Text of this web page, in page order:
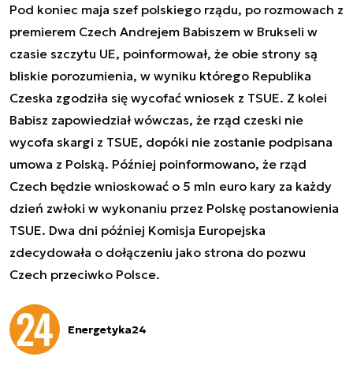
Pod koniec maja szef polskiego rządu, po rozmowach z
premierem Czech Andrejem Babiszem w Brukseli w
czasie szczytu UE, poinformował, że obie strony są
bliskie porozumienia, w wyniku którego Republika
Czeska zgodziła się wycofać wniosek z TSUE. Z kolei
Babisz zapowiedział wówczas, że rząd czeski nie
wycofa skargi z TSUE, dopóki nie zostanie podpisana
umowa z Polską. Później poinformowano, że rząd
Czech będzie wnioskować o 5 mln euro kary za każdy
dzień zwłoki w wykonaniu przez Polskę postanowienia
TSUE. Dwa dni później Komisja Europejska
zdecydowała o dołączeniu jako strona do pozwu
Czech przeciwko Polsce.
Energetyka24